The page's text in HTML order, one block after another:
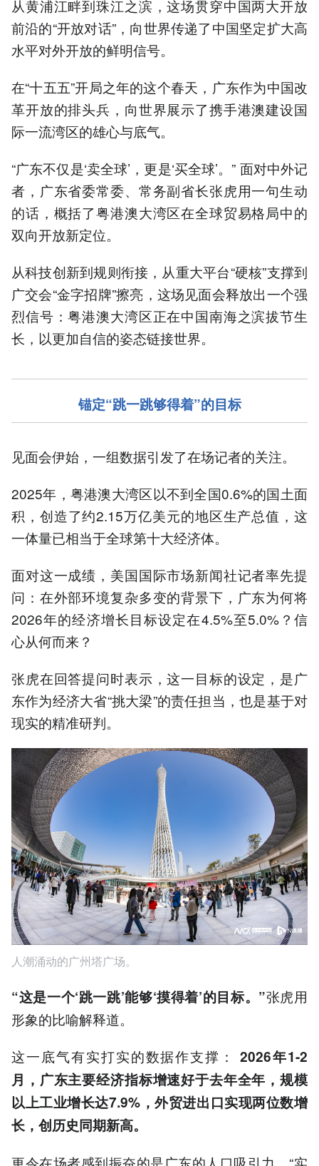
从黄浦江畔到珠江之滨，这场贯穿中国两大开放
前沿的“开放对话”，向世界传递了中国坚定扩大高
水平对外开放的鲜明信号。
在“十五五”开局之年的这个春天，广东作为中国改
革开放的排头兵，向世界展示了携手港澳建设国
际一流湾区的雄心与底气。
“广东不仅是‘卖全球’，更是‘买全球’。” 面对中外记
者，广东省委常委、常务副省长张虎用一句生动
的话，概括了粤港澳大湾区在全球贸易格局中的
双向开放新定位。
从科技创新到规则衔接，从重大平台“硬核”支撑到
广交会“金字招牌”擦亮，这场见面会释放出一个强
烈信号：粤港澳大湾区正在中国南海之滨拔节生
长，以更加自信的姿态链接世界。
锚定“跳一跳够得着”的目标
见面会伊始，一组数据引发了在场记者的关注。
2025年，粤港澳大湾区以不到全国0.6%的国土面
积，创造了约2.15万亿美元的地区生产总值，这
一体量已相当于全球第十大经济体。
面对这一成绩，美国国际市场新闻社记者率先提
问：在外部环境复杂多变的背景下，广东为何将
2026年的经济增长目标设定在4.5%至5.0%？信
心从何而来？
张虎在回答提问时表示，这一目标的设定，是广
东作为经济大省“挑大梁”的责任担当，也是基于对
现实的精准研判。
人潮涌动的广州塔广场。
“这是一个‘跳一跳’能够‘摸得着’的目标。”张虎用
形象的比喻解释道。
这一底气有实打实的数据作支撑：2026年1-2
月，广东主要经济指标增速好于去年全年，规模
以上工业增长达7.9%，外贸进出口实现两位数增
长，创历史同期新高。